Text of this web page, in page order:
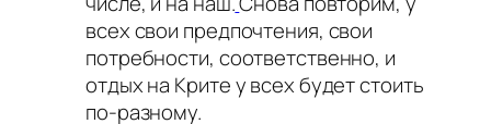
всех свои предпочтения, свои
потребности, соответственно, и
отдых на Крите у всех будет стоить
по-разному.